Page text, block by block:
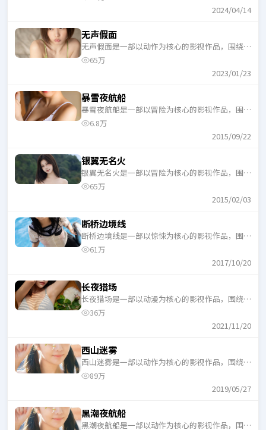
2024/04/14
无声假面
无声假面是一部以动作为核心的影视作品，围绕危
机、反转与人物成长展开，整体节奏紧凑，适合一
65万
2023/01/23
暴雪夜航船
暴雪夜航船是一部以冒险为核心的影视作品，围绕
危机、反转与人物成长展开，整体节奏紧凑，适合
6.8万
2015/09/22
银翼无名火
银翼无名火是一部以冒险为核心的影视作品，围绕
危机、反转与人物成长展开，整体节奏紧凑，适合
65万
2015/02/03
断桥边境线
断桥边境线是一部以惊悚为核心的影视作品，围绕
危机、反转与人物成长展开，整体节奏紧凑，适合
61万
2017/10/20
长夜猎场
长夜猎场是一部以动漫为核心的影视作品，围绕危
机、反转与人物成长展开，整体节奏紧凑，适合一
36万
2021/11/20
西山迷雾
西山迷雾是一部以动作为核心的影视作品，围绕危
机、反转与人物成长展开，整体节奏紧凑，适合一
89万
2019/05/27
黑潮夜航船
黑潮夜航船是一部以动作为核心的影视作品，围绕